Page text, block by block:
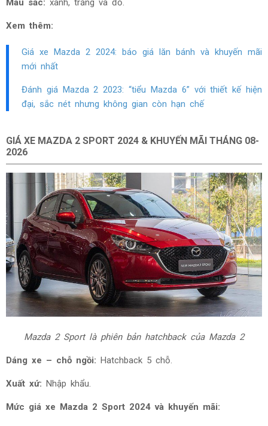
Màu sắc: xanh, trắng và đỏ.
Xem thêm:
Giá xe Mazda 2 2024: báo giá lăn bánh và khuyến mãi
mới nhất
Đánh giá Mazda 2 2023: “tiểu Mazda 6” với thiết kế hiện
đại, sắc nét nhưng không gian còn hạn chế
GIÁ XE MAZDA 2 SPORT 2024 & KHUYẾN MÃI THÁNG 08-
2026
Mazda 2 Sport là phiên bản hatchback của Mazda 2
Dáng xe – chỗ ngồi: Hatchback 5 chỗ.
Xuất xứ: Nhập khẩu.
Mức giá xe Mazda 2 Sport 2024 và khuyến mãi: